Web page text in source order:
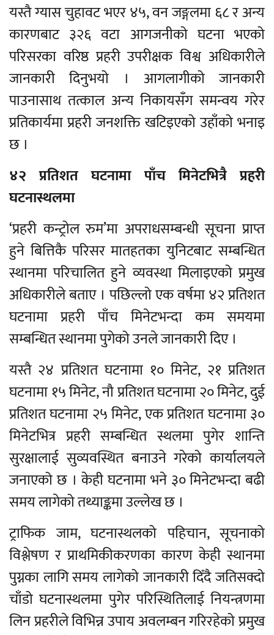
यस्तै ग्यास चुहावट भएर ४५, वन जङ्गलमा ६८ र अन्य
कारणबाट ३२६ वटा आगजनीको घटना भएको
परिसरका वरिष्ठ प्रहरी उपरीक्षक विश्व अधिकारीले
जानकारी दिनुभयो । आगलागीको जानकारी
पाउनासाथ तत्काल अन्य निकायसँग समन्वय गरेर
प्रतिकार्यमा प्रहरी जनशक्ति खटिइएको उहाँको भनाइ
छ ।
४२ प्रतिशत घटनामा पाँच मिनेटभित्रै प्रहरी
घटनास्थलमा
‘प्रहरी कन्ट्रोल रुम’मा अपराधसम्बन्धी सूचना प्राप्त
हुने बित्तिकै परिसर मातहतका युनिटबाट सम्बन्धित
स्थानमा परिचालित हुने व्यवस्था मिलाइएको प्रमुख
अधिकारीले बताए । पछिल्लो एक वर्षमा ४२ प्रतिशत
घटनामा प्रहरी पाँच मिनेटभन्दा कम समयमा
सम्बन्धित स्थानमा पुगेको उनले जानकारी दिए ।
यस्तै २४ प्रतिशत घटनामा १० मिनेट, २१ प्रतिशत
घटनामा १५ मिनेट, नौ प्रतिशत घटनामा २० मिनेट, दुई
प्रतिशत घटनामा २५ मिनेट, एक प्रतिशत घटनामा ३०
मिनेटभित्र प्रहरी सम्बन्धित स्थलमा पुगेर शान्ति
सुरक्षालाई सुव्यवस्थित बनाउने गरेको कार्यालयले
जनाएको छ । केही घटनामा भने ३० मिनेटभन्दा बढी
समय लागेको तथ्याङ्कमा उल्लेख छ ।
ट्राफिक जाम, घटनास्थलको पहिचान, सूचनाको
विश्लेषण र प्राथमिकीकरणका कारण केही स्थानमा
पुग्नका लागि समय लागेको जानकारी दिँदै जतिसक्दो
चाँडो घटनास्थलमा पुगेर परिस्थितिलाई नियन्त्रणमा
लिन प्रहरीले विभिन्न उपाय अवलम्बन गरिरहेको प्रमुख